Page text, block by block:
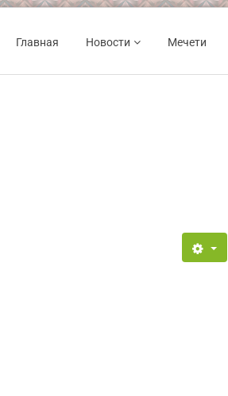
Главная Новости Мечети